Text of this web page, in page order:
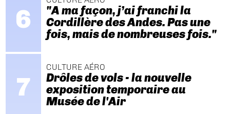
"A ma façon, j’ai franchi la
Cordillère des Andes. Pas une
fois, mais de nombreuses fois."
CULTURE AÉRO
Drôles de vols - la nouvelle
exposition temporaire au
Musée de l'Air